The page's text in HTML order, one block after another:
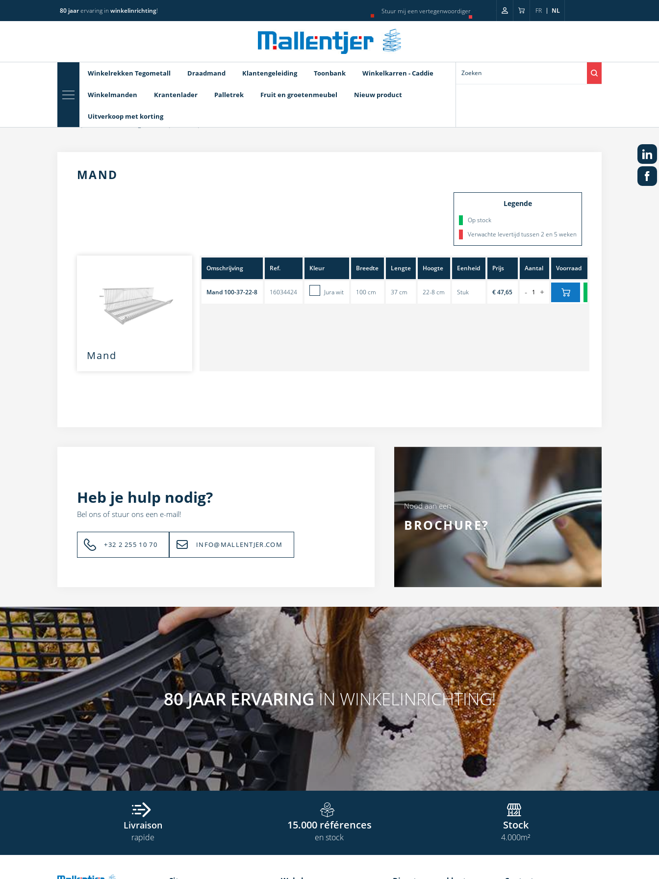
80 jaarervaring in winkelinrichting! Stuur mij een vertegenwoordiger FR NL
Winkelrekken Tegometall Draadmand Klantengeleiding Toonbank Winkelkarren - Caddie
Winkelmanden Krantenlader Palletrek Fruit en groetenmeubel Nieuw product
Uitverkoop met korting
MAND
Legende
Op stock
Verwachte levertijd tussen 2 en 5 weken
Mand
Omschrijving Ref. Kleur Breedte Lengte Hoogte Eenheid Prijs Aantal Voorraad
Mand 100-37-22-8 16034424 Jura wit 100 cm 37 cm 22-8 cm Stuk € 47,65 - +
Heb je hulp nodig?
Bel ons of stuur ons een e-mail!
+32 2 255 10 70 INFO@MALLENTJER.COM
Nood aan een
BROCHURE?
80 JAAR ERVARINGIN WINKELINRICHTING!
Livraison
rapide
15.000références
en stock
Stock
4.000m²